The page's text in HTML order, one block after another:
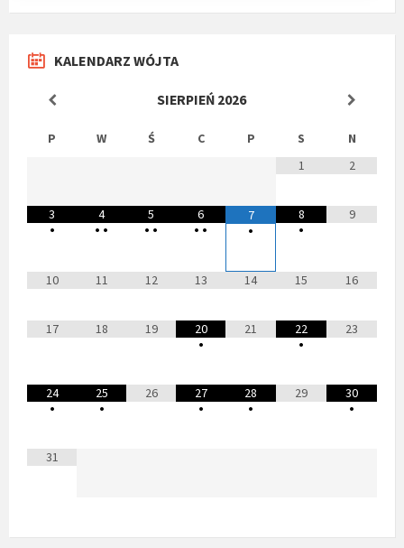
KALENDARZ WÓJTA
SIERPIEŃ 2026
P W Ś C P S
N
1
2
3
•
4
• •
5
• •
6
• •
7
•
8
•
9
10 11 12 13 14 15 16
17 18 19
20
•
21
22
•
23
24
•
25
•
26
27
•
28
•
29
30
•
31